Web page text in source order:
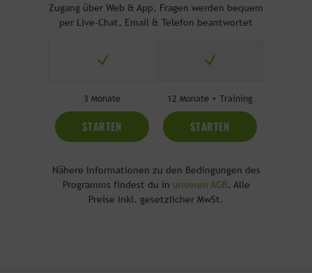
Zugang über Web & App, Fragen werden bequem
per Live-Chat, Email & Telefon beantwortet
3 Monate
STARTEN
12 Monate + Training
STARTEN
Nähere Informationen zu den Bedingungen des
Programms findest du in unseren AGB. Alle
Preise inkl. gesetzlicher MwSt.